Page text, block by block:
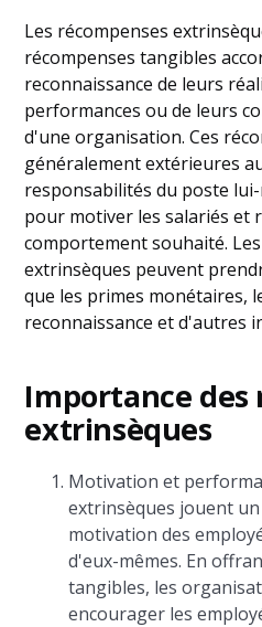
Les récompenses
récompenses tangibles
reconnaissance de leurs
performances ou de leurs
d'une organisation. Ces
généralement extérieures
responsabilités du poste
pour motiver les salariés et
comportement souhaité.
extrinsèques peuvent
que les primes monétaires,
reconnaissance et d'autres
Importance des
extrinsèques
Motivation et
extrinsèques jouent
motivation des
d'eux-mêmes. En
tangibles, les
encourager les